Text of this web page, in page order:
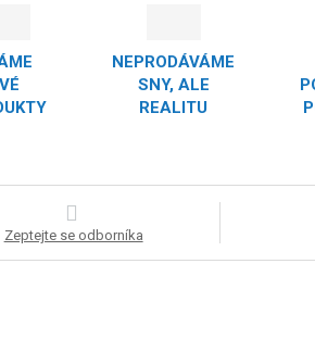
NEPRODÁVÁME
SNY, ALE
REALITU
Zeptejte se odborníka